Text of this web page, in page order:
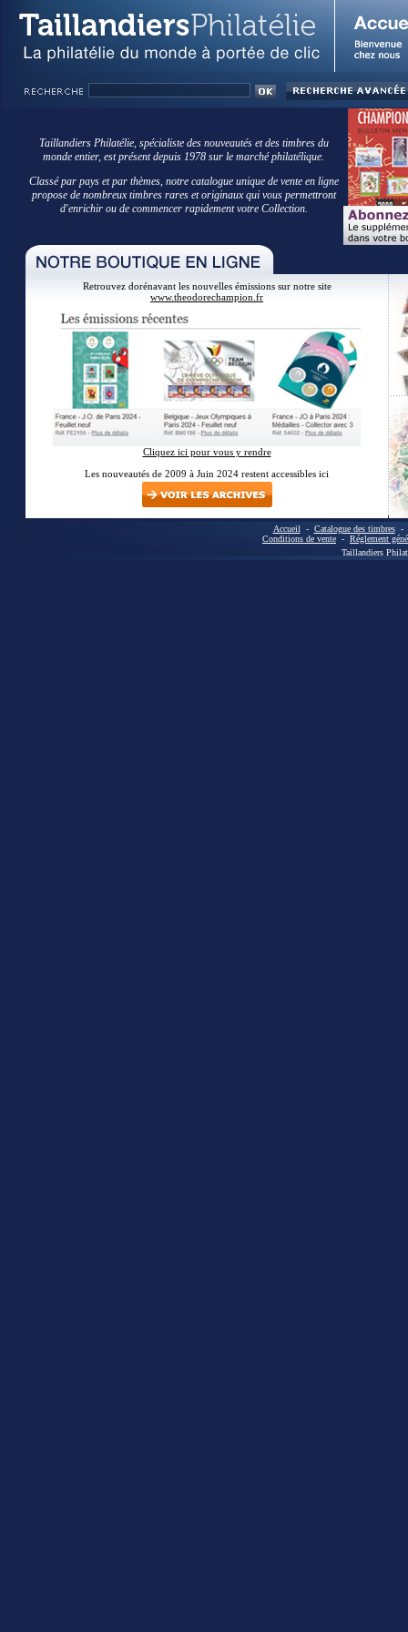
Taillandiers Philatélie, spécialiste des nouveautés et des timbres du
monde entier, est présent depuis 1978 sur le marché philatélique.
Classé par pays et par thèmes, notre catalogue unique de vente en ligne
propose de nombreux timbres rares et originaux qui vous permettront
d'enrichir ou de commencer rapidement votre Collection.
Retrouvez dorénavant les nouvelles émissions sur notre site
www.theodorechampion.fr
Cliquez ici pour vous y rendre
Les nouveautés de 2009 à Juin 2024 restent accessibles ici
Accueil - Catalogue des timbres-
Conditions de vente - Réglement
Taillandiers